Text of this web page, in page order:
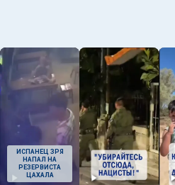
ИСПАНЕЦ ЗРЯ
НАПАЛ НА
РЕЗЕРВИСТА
ЦАХАЛА